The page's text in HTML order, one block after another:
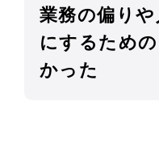
業務の偏り
にするため
かった